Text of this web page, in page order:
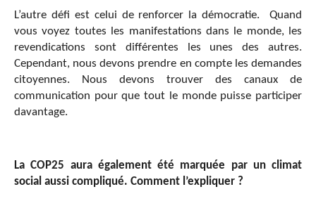
L’autre défi est celui de renforcer la démocratie. Quand
vous voyez toutes les manifestations dans le monde, les
revendications sont différentes les unes des autres.
Cependant, nous devons prendre en compte les demandes
citoyennes. Nous devons trouver des canaux de
communication pour que tout le monde puisse participer
davantage.
La COP25 aura également été marquée par un climat
social aussi compliqué. Comment l’expliquer ?